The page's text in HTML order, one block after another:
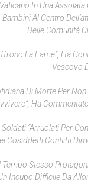
In Una Assolata
Bambini Al Centro
Delle Comunità
La Fame”, Ha
Vescovo
Di Morte Per Non
Ha
Soldati “arruolati Per
Cosiddetti Conflitti
Tempo Stesso
Incubo Difficile Da